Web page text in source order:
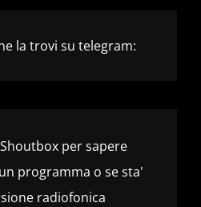
la trovi su telegram:
Shoutbox per sapere
programma o se sta'
radiofonica